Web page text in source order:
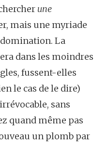
une
mais une myriade
La
dans les moindres
fussent-elles
le cas de le dire)
sans
quand même pas
un plomb par